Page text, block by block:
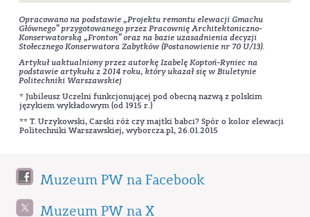
Opracowano na podstawie „Projektu remontu elewacji Gmachu
Głównego” przygotowanego przez Pracownię Architektoniczno-
Konserwatorską „Fronton” oraz na bazie uzasadnienia decyzji
Stołecznego Konserwatora Zabytków (Postanowienie nr 70 U/13).
Artykuł uaktualniony przez autorkę Izabelę Koptoń-Ryniec na
podstawie artykułu z 2014 roku, który ukazał się w Biuletynie
Politechniki Warszawskiej
* Jubileusz Uczelni funkcjonującej pod obecną nazwą z polskim
językiem wykładowym (od 1915 r.)
** T. Urzykowski, Carski róż czy majtki babci? Spór o kolor elewacji
Politechniki Warszawskiej, wyborcza.pl, 26.01.2015
Muzeum PW na Facebook
Muzeum PW na X